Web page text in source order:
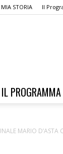
MIA STORIA Il
IL PROGRAMMA
MARIO D’ASTA